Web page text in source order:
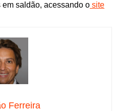
saldão, acessando o site
Ferreira